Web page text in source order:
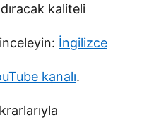
kaliteli
İngilizce
kanalı.